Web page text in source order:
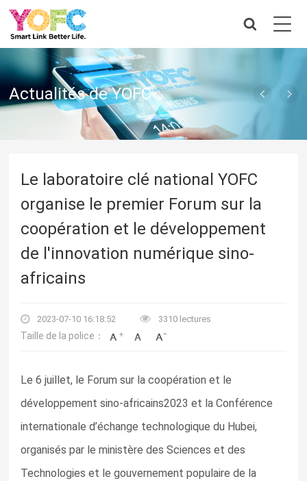
Actualités de YOFC
Le laboratoire clé national YOFC
organise le premier Forum sur la
coopération et le développement
de l'innovation numérique sino-
africains
2023-07-10 16:18:52 3310 lectures
Taille de la police：
Le 6 juillet, le Forum sur la coopération et le
développement sino-africains2023 et la Conférence
internationale d’échange technologique du Hubei,
organisés par le ministère des Sciences et des
Technologies et le gouvernement populaire de la